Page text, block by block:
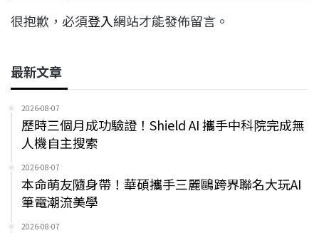
很抱歉，必須登入網站才能發佈留言。
最新文章
2026-08-07
歷時三個月成功驗證！Shield AI 攜手中科院完成無
人機自主搜索
2026-08-07
本命萌友隨身帶！華碩攜手三麗鷗跨界聯名大玩AI
筆電潮流美學
2026-08-07